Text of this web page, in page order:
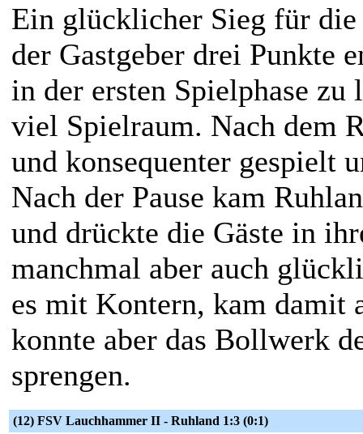
Ein glücklicher Sieg für
der Gastgeber drei Punkte
in der ersten Spielphase
viel Spielraum. Nach dem
und konsequenter gespielt
Nach der Pause kam
und drückte die Gäste in
manchmal aber auch
es mit Kontern, kam damit
konnte aber das Bollwerk
sprengen.
(12) FSV Lauchhammer II - Ruhland 1:3 (0:1)